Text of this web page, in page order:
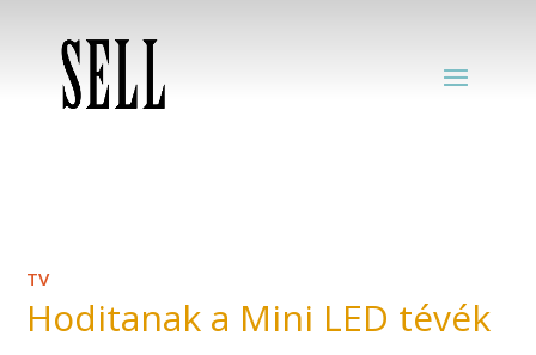
TV
Hoditanak a Mini LED tévék